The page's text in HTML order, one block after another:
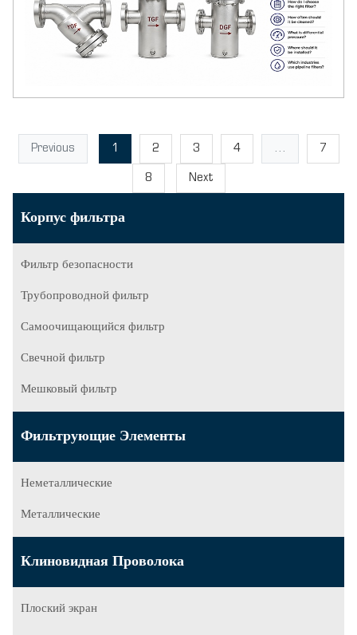
Previous 1 2 3 4 ... 7
8 Next
Корпус фильтра
Фильтр безопасности
Трубопроводной фильтр
Самоочищающийся фильтр
Свечной фильтр
Мешковый фильтр
Фильтрующие Элементы
Неметаллические
Металлические
Клиновидная Проволока
Плоский экран